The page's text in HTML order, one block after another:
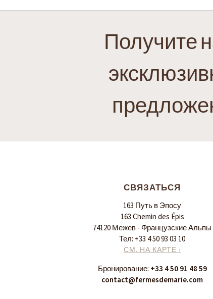
Получите
СВЯЗАТЬСЯ
163 Путь в Эпосу
163 Chemin des Épis
74120 Межев - Французские Альпы
Тел: +33 4 50 93 03 10
СМ. НА КАРТЕ ›
Бронирование: +33 4 50 91 48 59
contact@fermesdemarie.com